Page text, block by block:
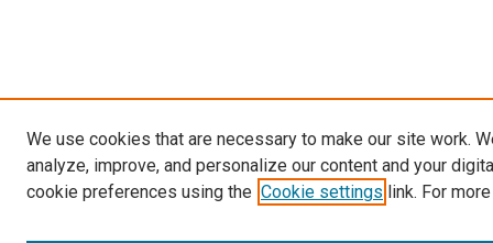
We use cookies that are necessary to make our site work.
analyze, improve, and personalize our content and your
cookie preferences using the Cookie settings link. For